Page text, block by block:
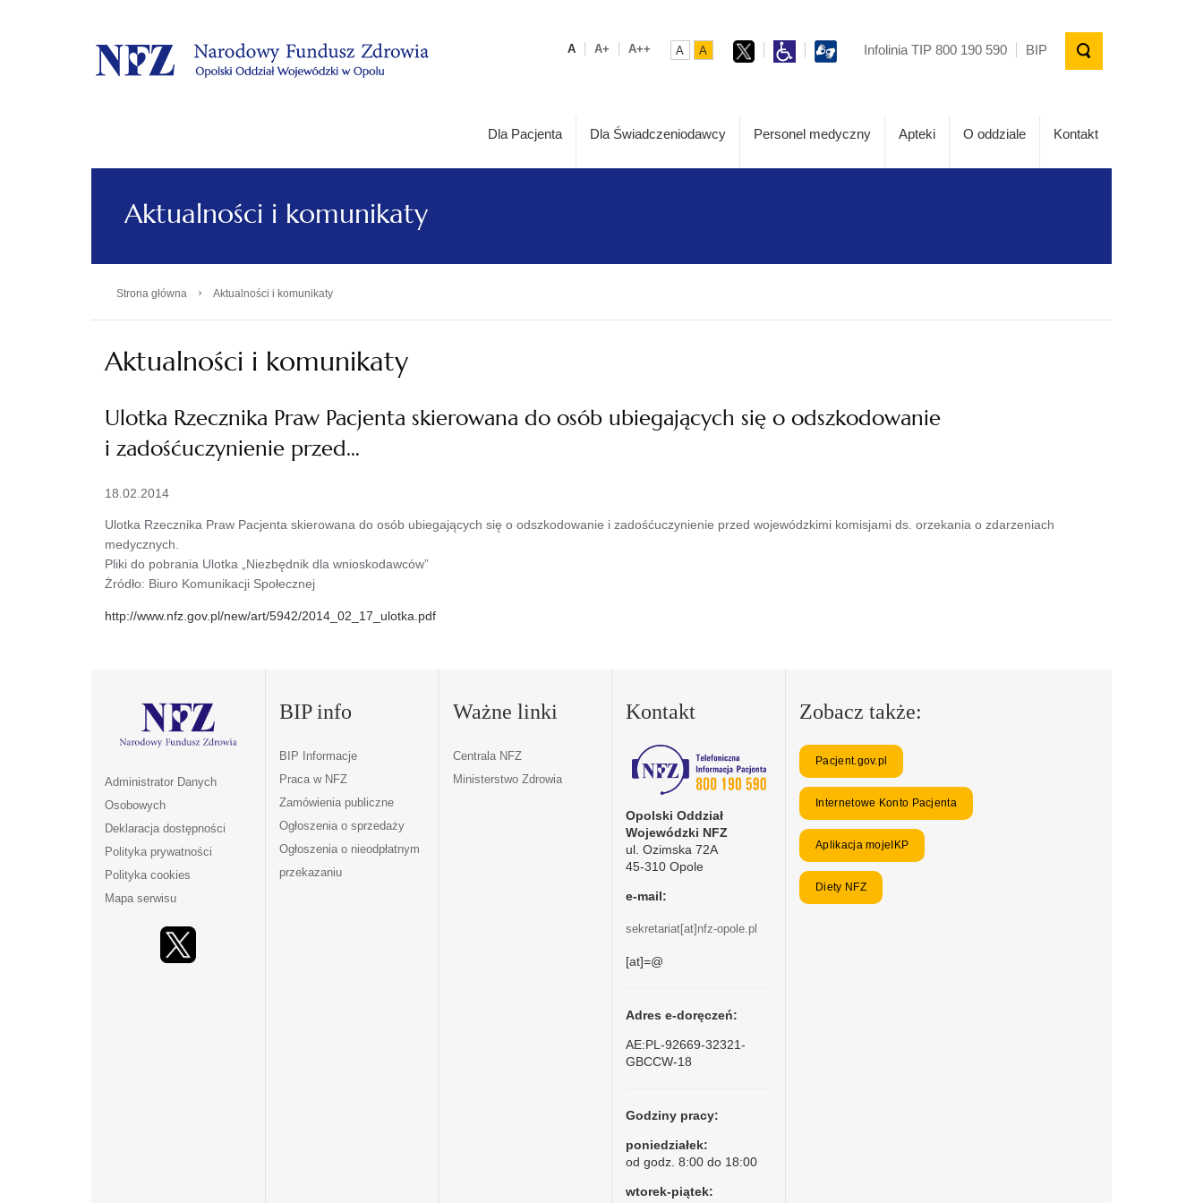
. A A+ A++ A A Infolinia TIP 800 190 590 BIP
Dla Pacjenta Dla Świadczeniodawcy Personel medyczny Apteki O oddziale Kontakt
Aktualności i komunikaty
Strona główna › Aktualności i komunikaty
Aktualności i komunikaty
Ulotka Rzecznika Praw Pacjenta skierowana do osób ubiegających się o odszkodowanie
i zadośćuczynienie przed…
18.02.2014
Ulotka Rzecznika Praw Pacjenta skierowana do osób ubiegających się o odszkodowanie i zadośćuczynienie przed wojewódzkimi komisjami ds. orzekania o zdarzeniach
medycznych.
Pliki do pobrania Ulotka „Niezbędnik dla wnioskodawców”
Żródło: Biuro Komunikacji Społecznej
http://www.nfz.gov.pl/new/art/5942/2014_02_17_ulotka.pdf
Administrator Danych
Osobowych
Deklaracja dostępności
Polityka prywatności
Polityka cookies
Mapa serwisu
BIP info
BIP Informacje
Praca w NFZ
Zamówienia publiczne
Ogłoszenia o sprzedaży
Ogłoszenia o nieodpłatnym
przekazaniu
Ważne linki
Centrala NFZ
Ministerstwo Zdrowia
Kontakt
Opolski Oddział
Wojewódzki NFZ
ul. Ozimska 72A
45-310 Opole
e-mail:
sekretariat[at]nfz-opole.pl
[at]=@
Adres e-doręczeń:
AE:PL-92669-32321-
GBCCW-18
Godziny pracy:
poniedziałek:
od godz. 8:00 do 18:00
wtorek-piątek:
Zobacz także:
Pacjent.gov.pl
Internetowe Konto Pacjenta
Aplikacja mojeIKP
Diety NFZ